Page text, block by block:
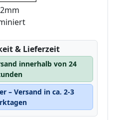
& Lieferzeit
innerhalb von 24
– Versand in ca. 2-3